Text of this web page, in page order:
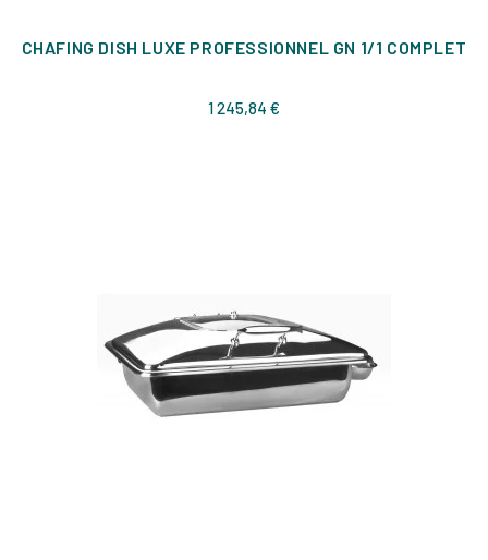
CHAFING DISH LUXE PROFESSIONNEL GN 1/1 COMPLET
1 245,84 €Prix